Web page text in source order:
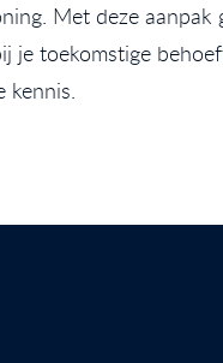
Met deze aanpak
je toekomstige
kennis.